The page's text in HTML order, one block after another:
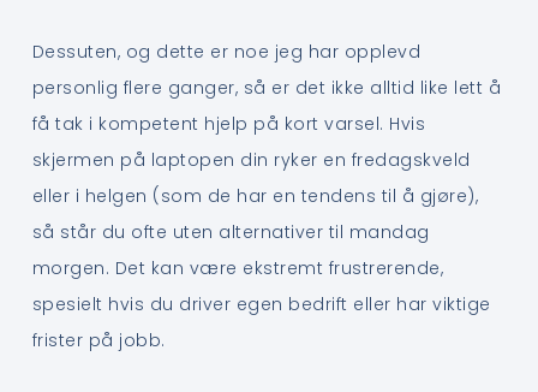
Dessuten, og dette er noe jeg har opplevd
personlig flere ganger, så er det ikke alltid like lett å
få tak i kompetent hjelp på kort varsel. Hvis
skjermen på laptopen din ryker en fredagskveld
eller i helgen (som de har en tendens til å gjøre),
så står du ofte uten alternativer til mandag
morgen. Det kan være ekstremt frustrerende,
spesielt hvis du driver egen bedrift eller har viktige
frister på jobb.